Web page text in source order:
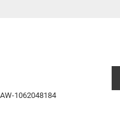
AW-1062048184